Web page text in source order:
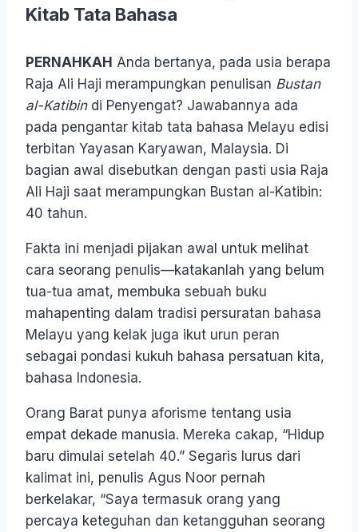
Kitab Tata Bahasa
PERNAHKAH Anda bertanya, pada usia berapa
Raja Ali Haji merampungkan penulisan Bustan
al-Katibindi Penyengat? Jawabannya ada
pada pengantar kitab tata bahasa Melayu edisi
terbitan Yayasan Karyawan, Malaysia. Di
bagian awal disebutkan dengan pasti usia Raja
Ali Haji saat merampungkan Bustan al-Katibin:
40 tahun.
Fakta ini menjadi pijakan awal untuk melihat
cara seorang penulis—katakanlah yang belum
tua-tua amat, membuka sebuah buku
mahapenting dalam tradisi persuratan bahasa
Melayu yang kelak juga ikut urun peran
sebagai pondasi kukuh bahasa persatuan kita,
bahasa Indonesia.
Orang Barat punya aforisme tentang usia
empat dekade manusia. Mereka cakap, “Hidup
baru dimulai setelah 40.” Segaris lurus dari
kalimat ini, penulis Agus Noor pernah
berkelakar, “Saya termasuk orang yang
percaya keteguhan dan ketangguhan seorang